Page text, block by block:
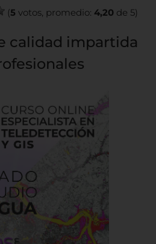
(5 votos, promedio: 4,20 de 5)
calidad impartida